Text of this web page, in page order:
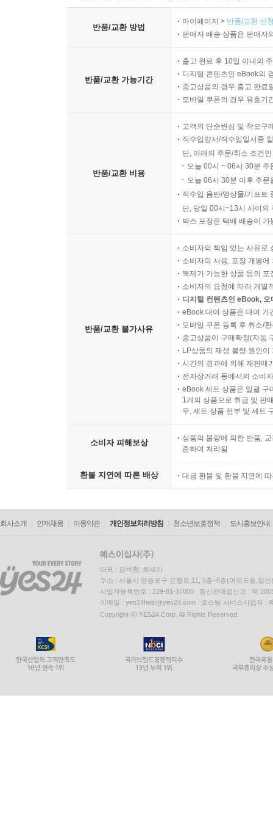
반품/교환 방법
마이페이지 > 반품/교환 신
판매자 배송 상품은 판매자
반품/교환 가능기간
출고 완료 후 10일 이내의
디지털 콘텐츠인 eBook의
중고상품의 경우 출고 완료
모바일 쿠폰의 경우 유효기
반품/교환 비용
고객의 단순변심 및 착오구
직수입양서/직수입일서중
단, 아래의 주문/취소 조건
오늘 00시 ~ 06시 30분
오늘 06시 30분 이후 주
직수입 음반/영상물/기프트
단, 당일 00시~13시 사이의
박스 포장은 택배 배송이
반품/교환 불가사유
소비자의 책임 있는 사유로
소비자의 사용, 포장 개봉
복제가 가능한 상품 등의
소비자의 요청에 따라 개별
디지털 컨텐츠인 eBook,
eBook 대여 상품은 대여 기
모바일 쿠폰 등록 후 취소/
중고상품이 구매확정(자동
LP상품의 재생 불량 원인
시간의 경과에 의해 재판매
전자상거래 등에서의 소비
eBook 세트 상품은 일괄 구
1개의 상품으로 취급 및 판
우, 세트 상품 전부 및 세트
소비자 피해보상
상품의 불량에 의한 반품,
준하여 처리됨
환불 지연에 따른 배상 대금 환불 및 환불 지연에
회사소개 인재채용 이용약관 개인정보처리방침 청소년보호정책 도서홍보안내
대표 : 김석환, 최세라
주소 : 서울시 영등포구 은행로 11, 5층~6층(여의도동,일신
사업자등록번호 : 229-81-37000 통신판매업신고 : 제
이메일 : yes24help@yes24.com 호스팅 서비스사업자 :
Copyright ⓒ YES24 Corp. All Rights Reserved.